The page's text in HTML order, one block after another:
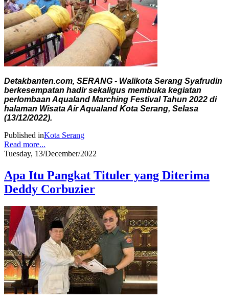
Detakbanten.com, SERANG - Walikota Serang Syafrudin
berkesempatan hadir sekaligus membuka kegiatan
perlombaan Aqualand Marching Festival Tahun 2022 di
halaman Wisata Air Aqualand Kota Serang, Selasa
(13/12/2022).
Published inKota Serang
Read more...
Tuesday, 13/December/2022
Apa Itu Pangkat Tituler yang Diterima
Deddy Corbuzier